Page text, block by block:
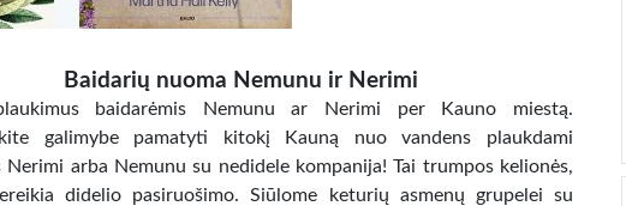
Baidarių nuoma Nemunu ir Nerimi
baidarėmis Nemunu ar Nerimi per Kauno miestą.
galimybe pamatyti kitokį Kauną nuo vandens plaukdami
Nerimi arba Nemunu su nedidele kompanija! Tai trumpos kelionės,
didelio pasiruošimo. Siūlome keturių asmenų grupelei su